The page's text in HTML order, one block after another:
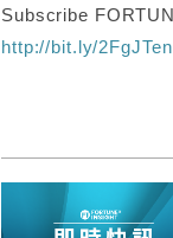
Subscribe
http://bit.ly/2FgJTen